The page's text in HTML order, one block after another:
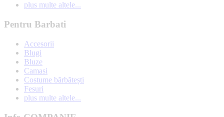
plus multe altele...
Pentru Barbati
Accesorii
Blugi
Bluze
Camasi
Costume bărbătești
Fesuri
plus multe altele...